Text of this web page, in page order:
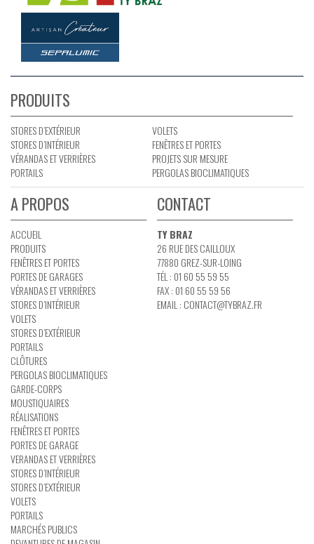
PRODUITS
STORES D’EXTÉRIEUR
STORES D’INTÉRIEUR
VÉRANDAS ET VERRIÈRES
PORTAILS
VOLETS
FENÊTRES ET PORTES
PROJETS SUR MESURE
PERGOLAS BIOCLIMATIQUES
A PROPOS
ACCUEIL
PRODUITS
FENÊTRES ET PORTES
PORTES DE GARAGES
VÉRANDAS ET VERRIÈRES
STORES D’INTÉRIEUR
VOLETS
STORES D’EXTÉRIEUR
PORTAILS
CLÔTURES
PERGOLAS BIOCLIMATIQUES
GARDE-CORPS
MOUSTIQUAIRES
RÉALISATIONS
FENÊTRES ET PORTES
PORTES DE GARAGE
VERANDAS ET VERRIÈRES
STORES D’INTÉRIEUR
STORES D’EXTÉRIEUR
VOLETS
PORTAILS
MARCHÉS PUBLICS
CONTACT
TY BRAZ
26 RUE DES CAILLOUX
77880 GREZ-SUR-LOING
TÉL : 01 60 55 59 55
FAX : 01 60 55 59 56
EMAIL : CONTACT@TYBRAZ.FR